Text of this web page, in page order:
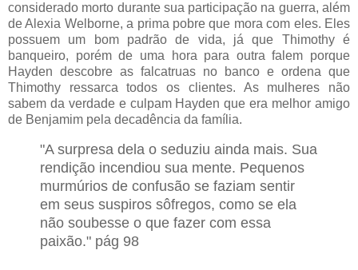
considerado morto durante sua participação na guerra, além
de Alexia Welborne, a prima pobre que mora com eles. Eles
possuem um bom padrão de vida, já que Thimothy é
banqueiro, porém de uma hora para outra falem porque
Hayden descobre as falcatruas no banco e ordena que
Thimothy ressarca todos os clientes. As mulheres não
sabem da verdade e culpam Hayden que era melhor amigo
de Benjamim pela decadência da família.
"A surpresa dela o seduziu ainda mais. Sua
rendição incendiou sua mente. Pequenos
murmúrios de confusão se faziam sentir
em seus suspiros sôfregos, como se ela
não soubesse o que fazer com essa
paixão." pág 98